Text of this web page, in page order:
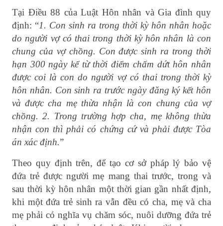
Tại Điều 88 của Luật Hôn nhân và Gia đình quy
định: “1. Con sinh ra trong thời kỳ hôn nhân hoặc
do người vợ có thai trong thời kỳ hôn nhân là con
chung của vợ chồng. Con được sinh ra trong thời
hạn 300 ngày kể từ thời điểm chấm dứt hôn nhân
được coi là con do người vợ có thai trong thời kỳ
hôn nhân. Con sinh ra trước ngày đăng ký kết hôn
và được cha mẹ thừa nhận là con chung của vợ
chồng. 2. Trong trường hợp cha, mẹ không thừa
nhận con thì phải có chứng cứ và phải được Tòa
án xác định.”
Theo quy định trên, để tạo cơ sở pháp lý bảo vệ
đứa trẻ được người mẹ mang thai trước, trong và
sau thời kỳ hôn nhân một thời gian gần nhất định,
khi một đứa trẻ sinh ra vẫn đều có cha, mẹ và cha
mẹ phải có nghĩa vụ chăm sóc, nuôi dưỡng đứa trẻ